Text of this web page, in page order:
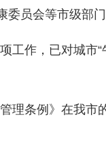
员会等市级部门
作，已对城市“
条例》在我市